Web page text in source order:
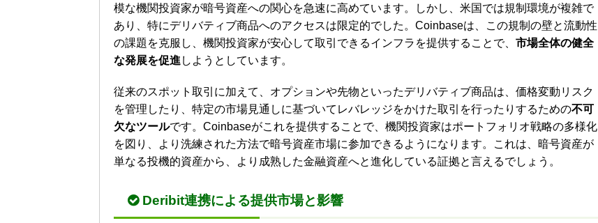
模な機関投資家が暗号資産への関心を急速に高めています。しかし、米国では規制環境が複雑で
あり、特にデリバティブ商品へのアクセスは限定的でした。Coinbaseは、この規制の壁と流動性
の課題を克服し、機関投資家が安心して取引できるインフラを提供することで、 市場全体の健全
な発展を促進 しようとしています。
従来のスポット取引に加えて、オプションや先物といったデリバティブ商品は、価格変動リスク
を管理したり、特定の市場見通しに基づいてレバレッジをかけた取引を行ったりするための不可
欠なツールです。Coinbaseがこれを提供することで、機関投資家はポートフォリオ戦略の多様化
を図り、より洗練された方法で暗号資産市場に参加できるようになります。これは、暗号資産が
単なる投機的資産から、より成熟した金融資産へと進化している証拠と言えるでしょう。
Deribit連携による提供市場と影響